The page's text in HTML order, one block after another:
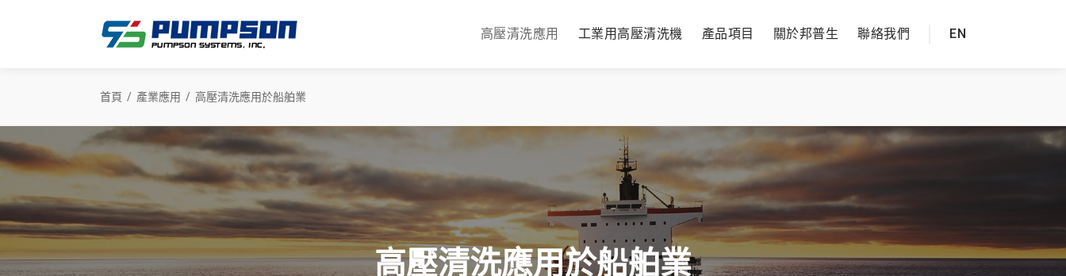
高壓清洗應用 工業用高壓清洗機 產品項目 關於邦普生 聯絡我們 EN
首頁 產業應用 高壓清洗應用於船舶業
高壓清洗應用於船舶業